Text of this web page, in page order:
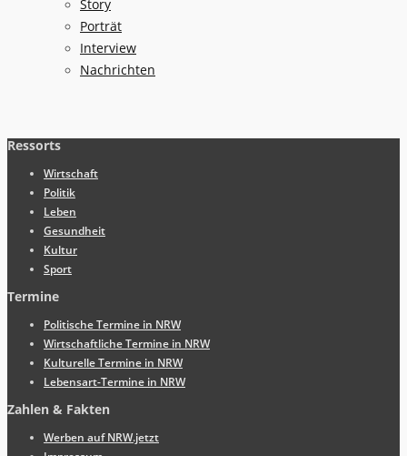
Story
Porträt
Interview
Nachrichten
Ressorts
Wirtschaft
Politik
Leben
Gesundheit
Kultur
Sport
Termine
Politische Termine in NRW
Wirtschaftliche Termine in NRW
Kulturelle Termine in NRW
Lebensart-Termine in NRW
Zahlen & Fakten
Werben auf NRW.jetzt